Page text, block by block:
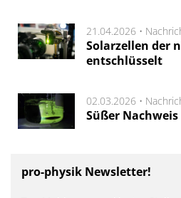
21.04.2026 •
Solarzellen der
entschlüsselt
02.03.2026 •
Süßer
pro-physik Newsletter!